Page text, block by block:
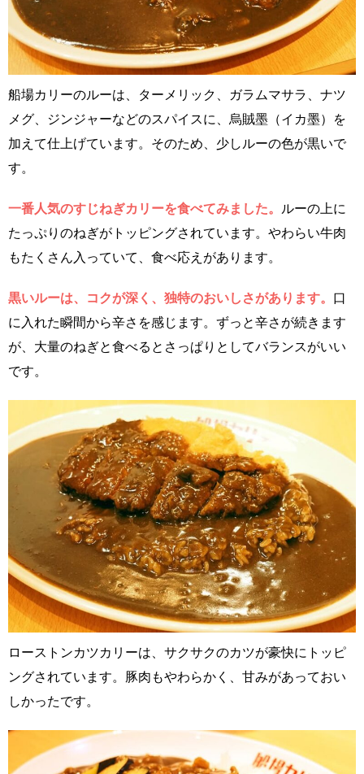
船場カリーのルーは、ターメリック、ガラムマサラ、ナツ
メグ、ジンジャーなどのスパイスに、烏賊墨（イカ墨）を
加えて仕上げています。そのため、少しルーの色が黒いで
す。
一番人気のすじねぎカリーを食べてみました。
ルーの上に
たっぷりのねぎがトッピングされています。やわらい牛肉
もたくさん入っていて、食べ応えがあります。
黒いルーは、コクが深く、独特のおいしさがあります。 口
に入れた瞬間から辛さを感じます。ずっと辛さが続きます
が、大量のねぎと食べるとさっぱりとしてバランスがいい
です。
ローストンカツカリーは、サクサクのカツが豪快にトッピ
ングされています。豚肉もやわらかく、甘みがあっておい
しかったです。